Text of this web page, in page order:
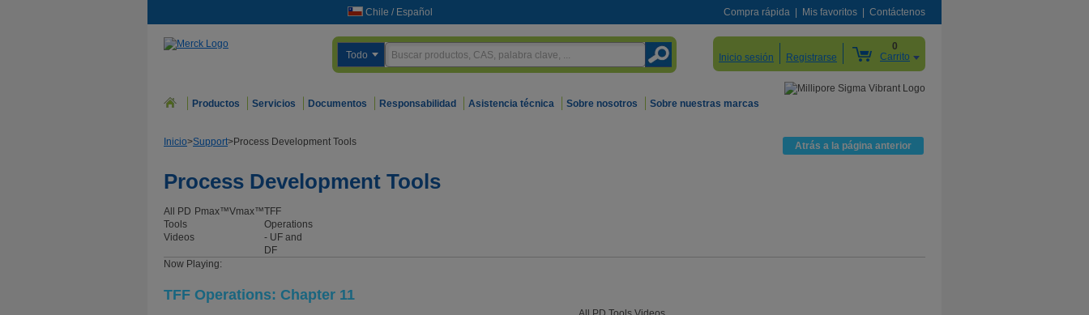
Chile / Español Compra rápida Mis favoritos Contáctenos
Todo Inicio sesión Registrarse
0
Carrito
Productos Servicios Documentos Responsabilidad Asistencia técnica Sobre nosotros Sobre nuestras marcas
Atrás a la página anterior
Inicio>Support>Process Development Tools
Process Development Tools
All PD
Tools
Videos
Pmax™Vmax™TFF
Operations
- UF and
DF
Now Playing:
TFF Operations: Chapter 11